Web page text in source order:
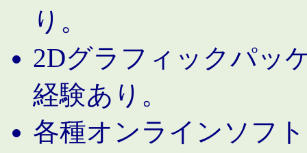
り。
2Dグラフィックパッ
経験あり。
各種オンラインソフ